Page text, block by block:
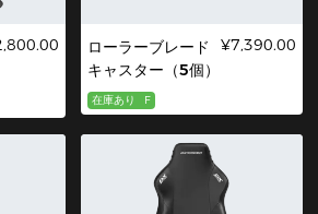
ローラーブレード
キャスター（5個）
¥7,390.00
在庫あり F